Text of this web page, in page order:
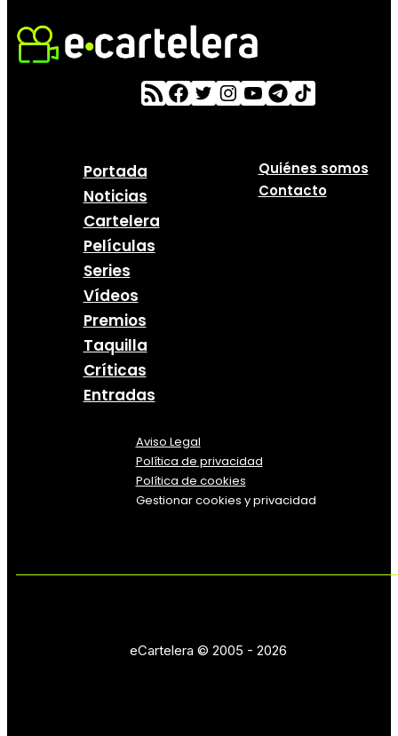
Portada
Noticias
Cartelera
Películas
Series
Vídeos
Premios
Taquilla
Críticas
Entradas
Quiénes somos
Contacto
Aviso Legal
Política de privacidad
Política de cookies
Gestionar cookies y privacidad
eCartelera © 2005 - 2026